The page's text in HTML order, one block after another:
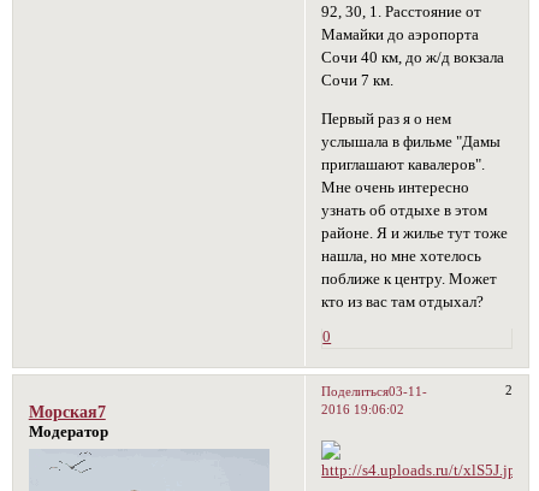
92, 30, 1. Расстояние от
Мамайки до аэропорта
Сочи 40 км, до ж/д вокзала
Сочи 7 км.
Первый раз я о нем
услышала в фильме "Дамы
приглашают кавалеров".
Мне очень интересно
узнать об отдыхе в этом
районе. Я и жилье тут тоже
нашла, но мне хотелось
поближе к центру. Может
кто из вас там отдыхал?
0
Поделиться 2
03-11-
2016 19:06:02
Морская7
Модератор